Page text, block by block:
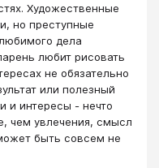
Художественные
но преступные
дела
любит рисовать
не обязательно
или полезный
и интересы - нечто
чем увлечения, смысл
быть совсем не